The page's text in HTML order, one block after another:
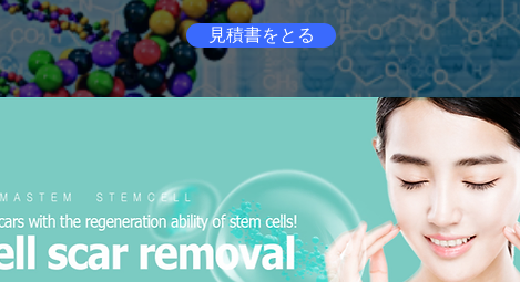
見積書をとる